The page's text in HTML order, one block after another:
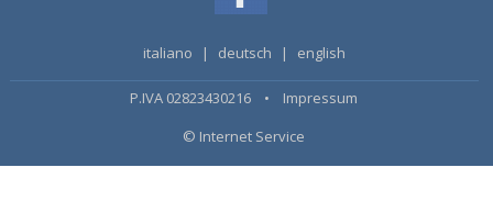
italiano | deutsch | english
P.IVA 02823430216 • Impressum
© Internet Service